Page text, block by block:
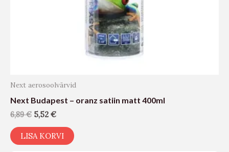
Next aerosoolvärvid
Next Budapest – oranz satiin matt 400ml
6,89€ 5,52 €
LISA KORVI